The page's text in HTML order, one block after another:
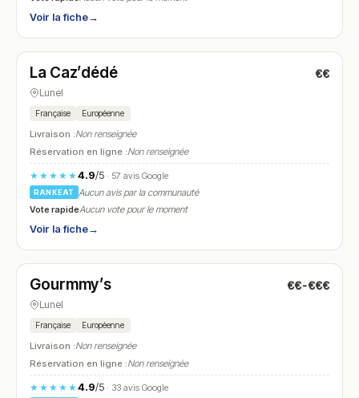
Voir la fiche→
N° 9
La Caz’dédé €€
Lunel
Française Européenne
Livraison :Non renseignée
Réservation en ligne :Non renseignée
★★★★★4.9/5· 57 avis Google
RANKEAT
Aucun avis par la communauté
Vote rapideAucun vote pour le moment
Voir la fiche→
N° 10
Gourmmy’s €€-€€€
Lunel
Française Européenne
Livraison :Non renseignée
Réservation en ligne :Non renseignée
★★★★★4.9/5· 33 avis Google